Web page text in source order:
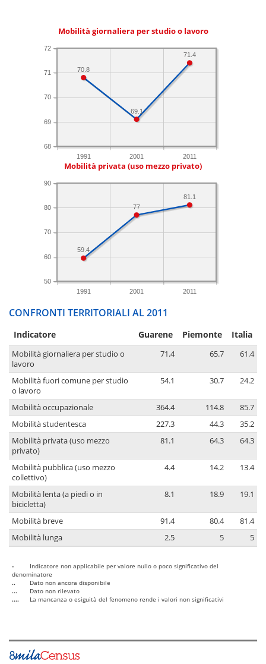
Mobilità giornaliera per studio o lavoro
1991 2001 2011
68
69
70
71
72
71.4
69.1
70.8
Mobilità privata (uso mezzo privato)
1991 2001 2011
50
60
70
80
90
81.1
77
59.4
CONFRONTI TERRITORIALI AL 2011
Indicatore Guarene Piemonte Italia
Mobilità giornaliera per studio o
lavoro
71.4 65.7 61.4
Mobilità fuori comune per studio
o lavoro
54.1 30.7 24.2
Mobilità occupazionale 364.4 114.8
85.7
Mobilità studentesca
227.3 44.3
35.2
Mobilità privata (uso mezzo
privato)
81.1 64.3 64.3
Mobilità pubblica (uso mezzo
collettivo)
4.4 14.2 13.4
Mobilità lenta (a piedi o in
bicicletta)
8.1 18.9 19.1
Mobilità breve 91.4 80.4
81.4
Mobilità lunga
2.5 5 5
-
Indicatore non applicabile per valore nullo o poco significativo del
denominatore
..
Dato non ancora disponibile
...
Dato non rilevato
....
La mancanza o esiguità del fenomeno rende i valori non significativi